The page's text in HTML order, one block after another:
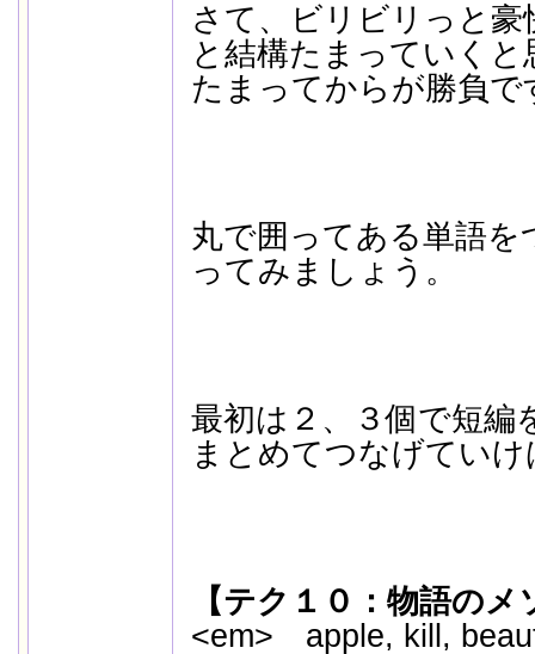
さて、ビリビリっと
と結構たまっていくと
たまってからが勝負で
丸で囲ってある単語を
ってみましょう。
最初は２、３個で短編
まとめてつなげてい
【テク１０：物語のメ
<em> apple, kill,